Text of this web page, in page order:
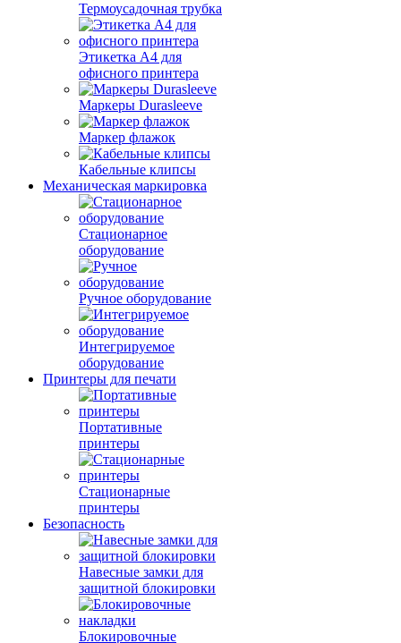
Термоусадочная трубка
Этикетка А4 для
офисного принтера
Маркеры Durasleeve
Маркер флажок
Кабельные клипсы
Механическая маркировка
Стационарное
оборудование
Ручное оборудование
Интегрируемое
оборудование
Принтеры для печати
Портативные
принтеры
Стационарные
принтеры
Безопасность
Навесные замки для
защитной блокировки
Блокировочные